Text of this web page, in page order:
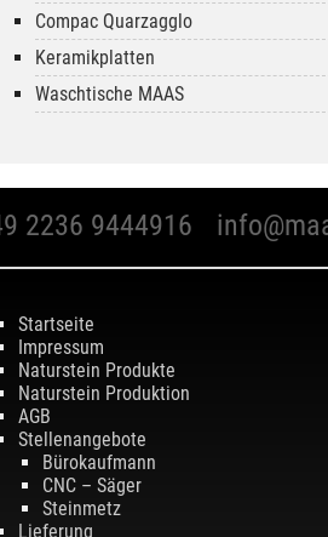
Compac Quarzagglo
Keramikplatten
Waschtische MAAS
2236 9444916
Startseite
Impressum
Naturstein Produkte
Naturstein Produktion
AGB
Stellenangebote
Bürokaufmann
CNC – Säger
Steinmetz
Lieferung